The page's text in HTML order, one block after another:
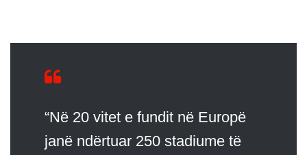
“Në 20 vitet e fundit në Europë
janë ndërtuar 250 stadiume të